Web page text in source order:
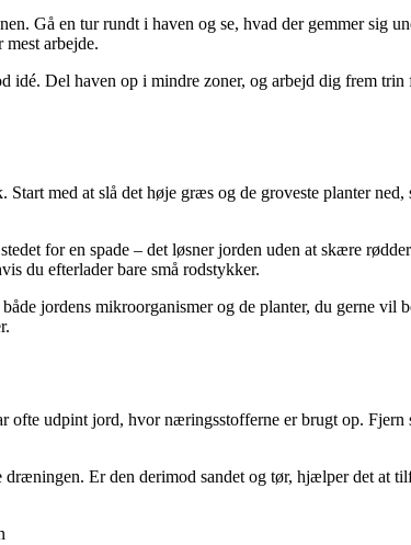
Gå en tur rundt i haven og se, hvad der gemmer sig
arbejde.
idé. Del haven op i mindre zoner, og arbejd dig frem
med at slå det høje græs og de groveste planter
for en spade – det løsner jorden uden at skære
du efterlader bare små rodstykker.
jordens mikroorganismer og de planter, du gerne
udpint jord, hvor næringsstofferne er brugt op.
Er den derimod sandet og tør, hjælper det at